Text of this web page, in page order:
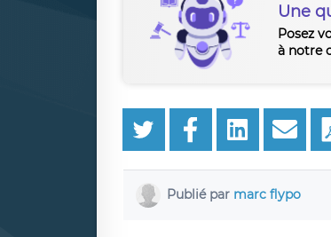
Une
Posez
à notre
Publié par marc flypo